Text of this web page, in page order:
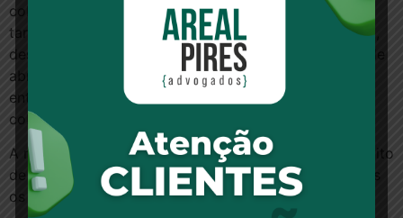
cobrança da tarifa de abertura de crédito (TAC) e da
tarifa de emissão de carnê ou boleto (TEC) é legítima,
desde que prevista em contratos celebrados até 30 de
abril de 2008. Todos os acórdãos reclamados,
entretanto, determinaram a devolução dos valores
cobrados.
A relatora, ministra Isabel Gallotti, reconheceu o conflito
de entendimentos e determinou a suspensão de todos
os acórdãos até o julgamento das reclamações.